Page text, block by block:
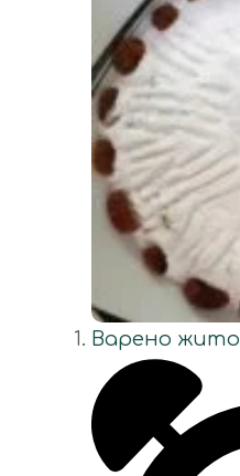
Варено жито